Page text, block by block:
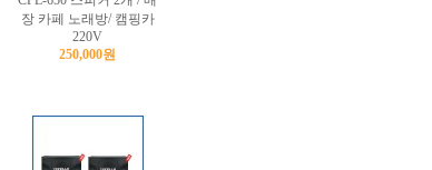
장 카페 노래방/ 캠핑카
220V
250,000원